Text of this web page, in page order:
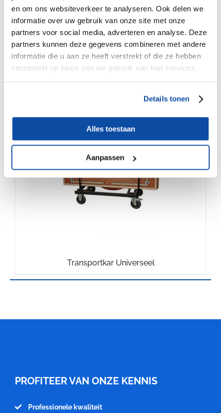
en om ons websiteverkeer te analyseren. Ook delen we
informatie over uw gebruik van onze site met onze
partners voor social media, adverteren en analyse. Deze
partners kunnen deze gegevens combineren met andere
informatie die u aan ze heeft verstrekt of die ze hebben
verzameld op basis van uw gebruik van hun services.
Details tonen
Alles toestaan
Aanpassen
Transportkar Universeel
€275.00
PROFITEER VAN ONZE KENNIS
Professionele kwaliteit